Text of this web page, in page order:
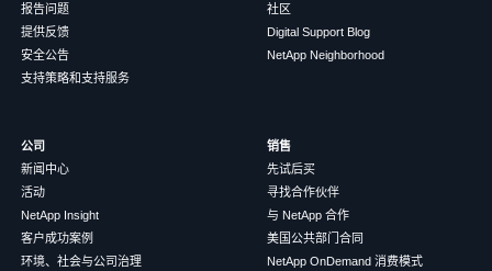
报告问题
提供反馈
安全公告
支持策略和支持服务
社区
Digital Support Blog
NetApp Neighborhood
公司
新闻中心
活动
NetApp Insight
客户成功案例
环境、社会与公司治理
销售
先试后买
寻找合作伙伴
与 NetApp 合作
美国公共部门合同
NetApp OnDemand 消费模式